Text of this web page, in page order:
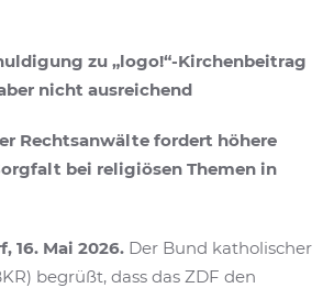
zu „logo!“-Kirchenbeitrag
nicht ausreichend
Rechtsanwälte fordert höhere
bei religiösen Themen in
16. Mai 2026. Der Bund katholischer
begrüßt, dass das ZDF den